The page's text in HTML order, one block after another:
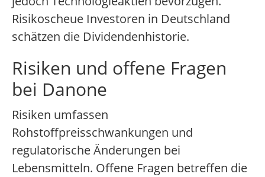
Risikoscheue Investoren in Deutschland
schätzen die Dividendenhistorie.
Risiken und offene Fragen
bei Danone
Risiken umfassen
Rohstoffpreisschwankungen und
regulatorische Änderungen bei
Lebensmitteln. Offene Fragen betreffen die